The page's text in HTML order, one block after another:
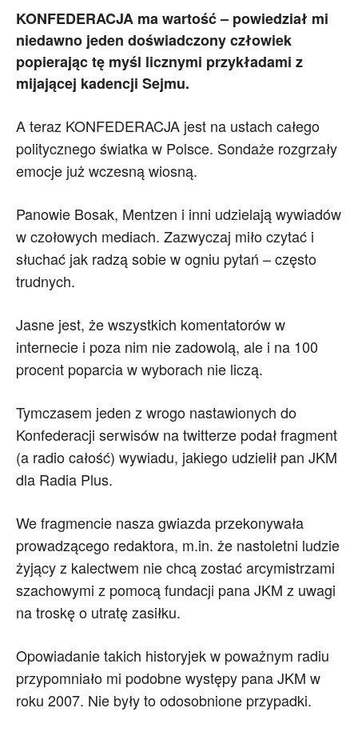
KONFEDERACJA ma wartość – powiedział mi
niedawno jeden doświadczony człowiek
popierając tę myśl licznymi przykładami z
mijającej kadencji Sejmu.
A teraz KONFEDERACJA jest na ustach całego
politycznego światka w Polsce. Sondaże rozgrzały
emocje już wczesną wiosną.
Panowie Bosak, Mentzen i inni udzielają wywiadów
w czołowych mediach. Zazwyczaj miło czytać i
słuchać jak radzą sobie w ogniu pytań – często
trudnych.
Jasne jest, że wszystkich komentatorów w
internecie i poza nim nie zadowolą, ale i na 100
procent poparcia w wyborach nie liczą.
Tymczasem jeden z wrogo nastawionych do
Konfederacji serwisów na twitterze podał fragment
(a radio całość) wywiadu, jakiego udzielił pan JKM
dla Radia Plus.
We fragmencie nasza gwiazda przekonywała
prowadzącego redaktora, m.in. że nastoletni ludzie
żyjący z kalectwem nie chcą zostać arcymistrzami
szachowymi z pomocą fundacji pana JKM z uwagi
na troskę o utratę zasiłku.
Opowiadanie takich historyjek w poważnym radiu
przypomniało mi podobne występy pana JKM w
roku 2007. Nie były to odosobnione przypadki.